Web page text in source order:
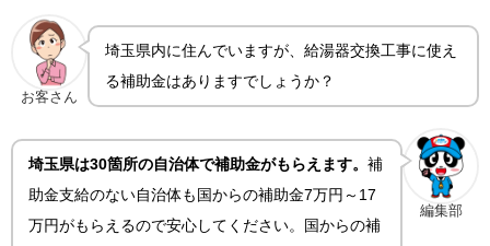
お客さん
埼玉県内に住んでいますが、給湯器交換工事に使え
る補助金はありますでしょうか？
編集部
埼玉県は30箇所の自治体で補助金がもらえます。補
助金支給のない自治体も国からの補助金7万円～17
万円がもらえるので安心してください。国からの補